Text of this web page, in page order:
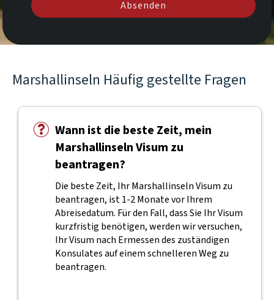
Absenden
Marshallinseln Häufig gestellte Fragen
Wann ist die beste Zeit, mein
Marshallinseln Visum zu
beantragen?
Die beste Zeit, Ihr Marshallinseln Visum zu
beantragen, ist 1-2 Monate vor Ihrem
Abreisedatum. Für den Fall, dass Sie Ihr Visum
kurzfristig benötigen, werden wir versuchen,
Ihr Visum nach Ermessen des zuständigen
Konsulates auf einem schnelleren Weg zu
beantragen.